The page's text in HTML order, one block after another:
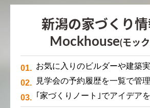
新潟の家づくり情
Mockhouse(モッ
お気に入りのビルダーや建築
見学会の予約履歴を一覧で管理
｢家づくりノート｣でアイデア